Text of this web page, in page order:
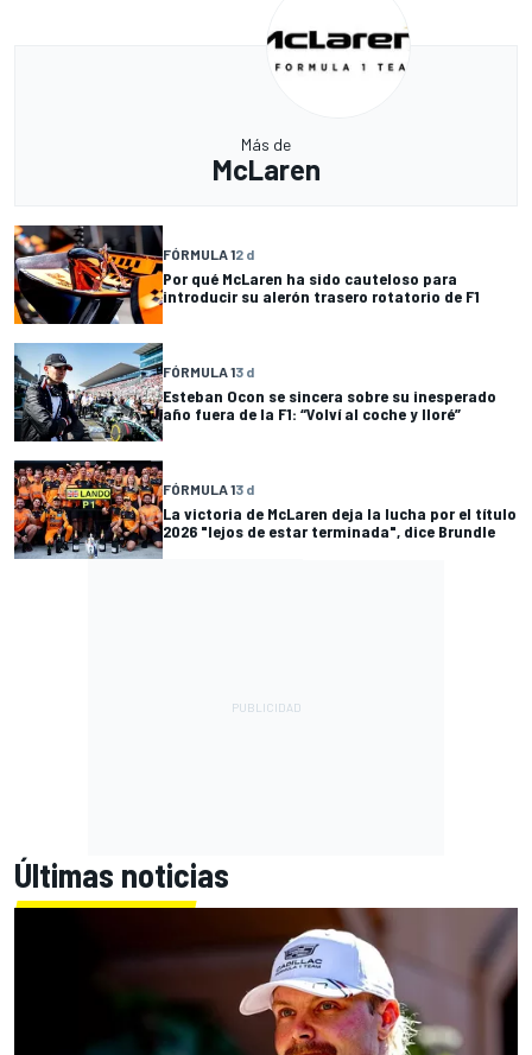
Más de
McLaren
FÓRMULA 12 d
Por qué McLaren ha sido cauteloso para
introducir su alerón trasero rotatorio de F1
FÓRMULA 13 d
Esteban Ocon se sincera sobre su inesperado
año fuera de la F1: “Volví al coche y lloré”
FÓRMULA 13 d
La victoria de McLaren deja la lucha por el título
2026 "lejos de estar terminada", dice Brundle
Últimas noticias